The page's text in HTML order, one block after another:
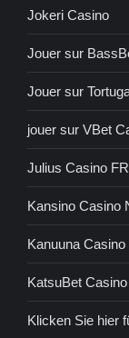
Jokeri Casino
Jouer sur
Jouer sur
jouer sur VBet
Julius Casino FR
Kansino Casino
Kanuuna Casino
KatsuBet Casino
Klicken Sie hier